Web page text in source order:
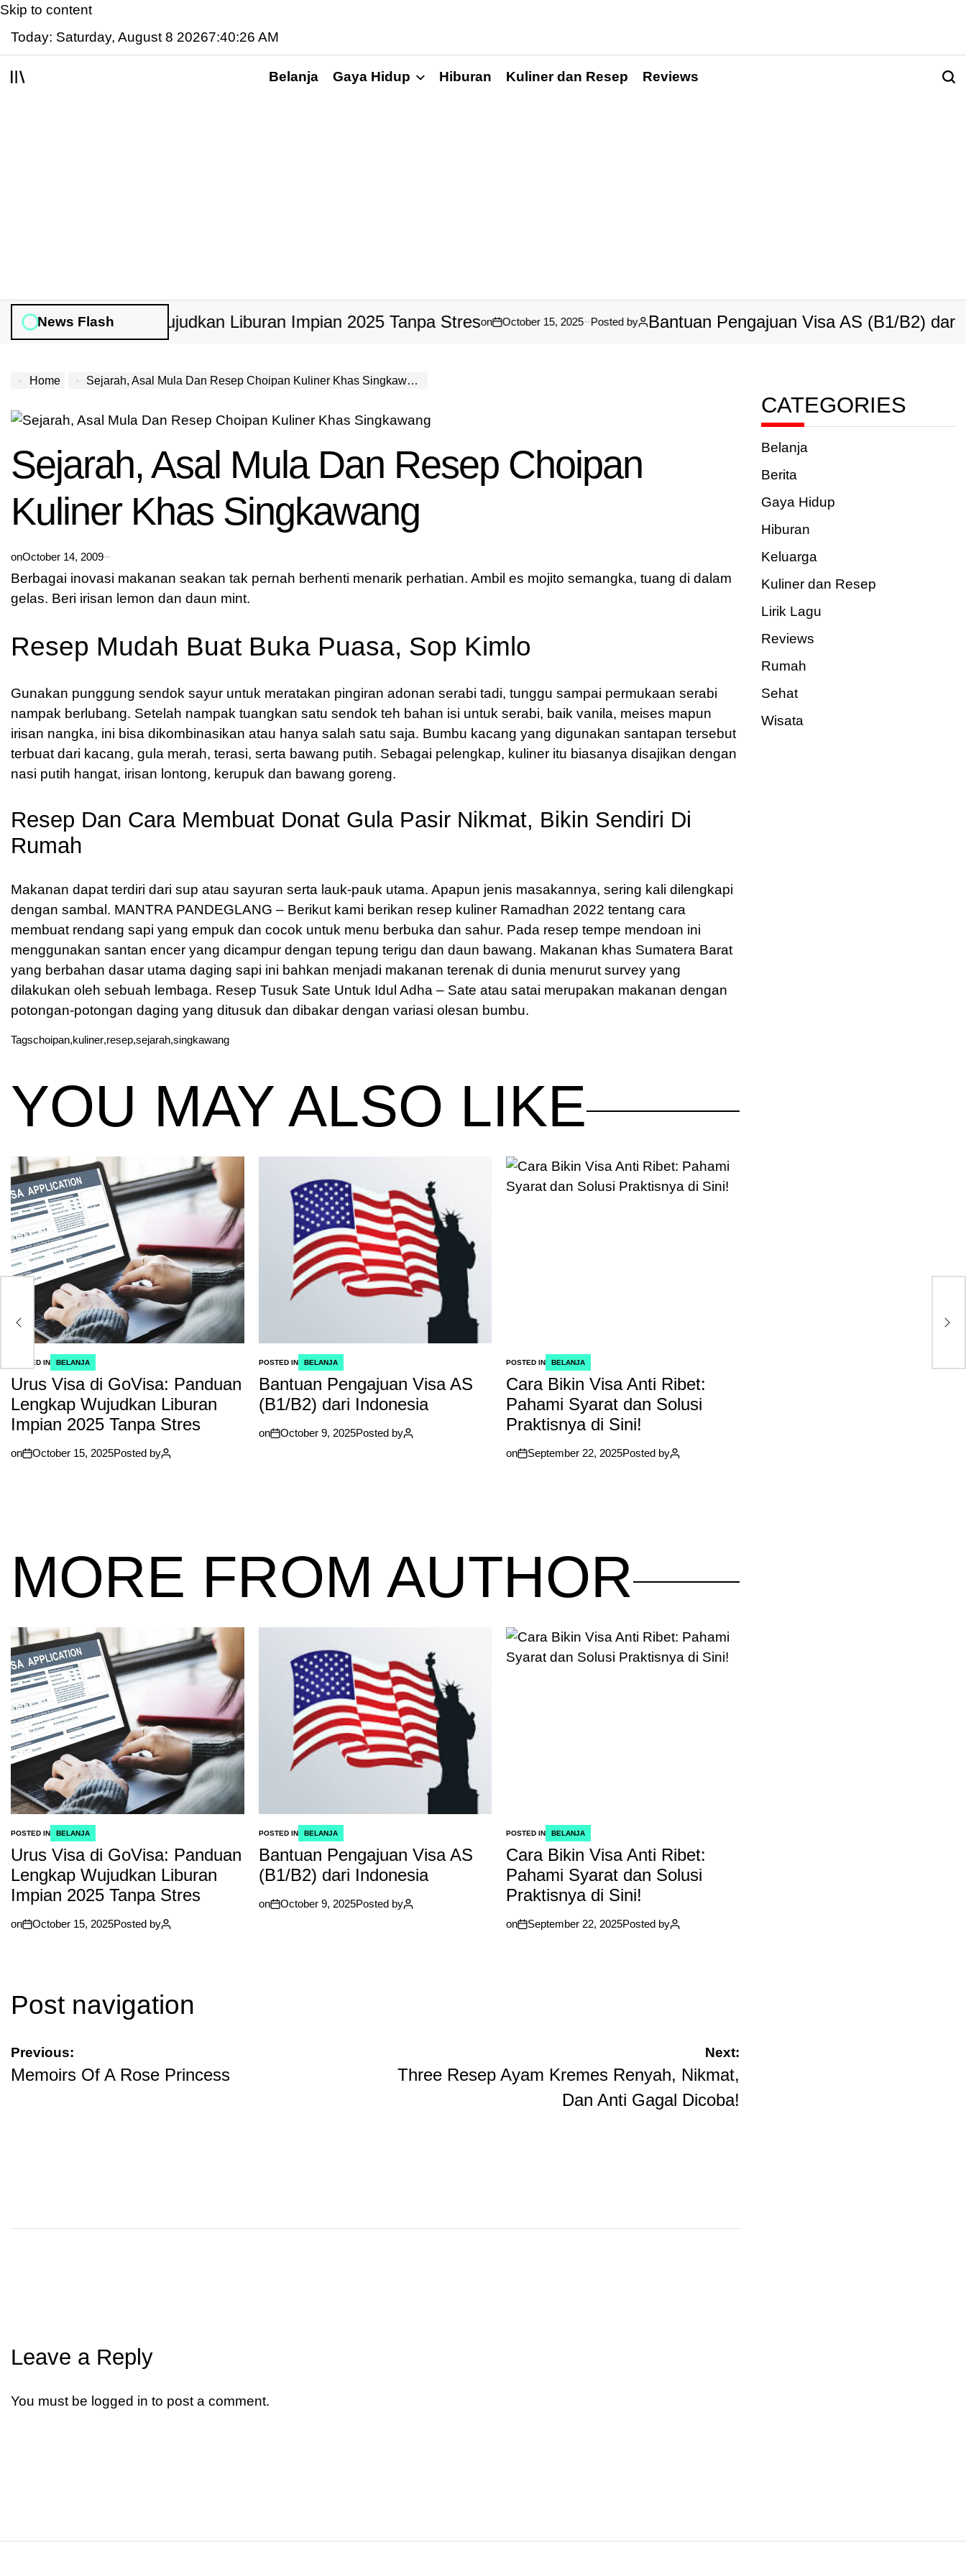
Skip to content
Today: Saturday, August 8 20267:40:27 AM
Belanja Gaya Hidup Hiburan Kuliner dan Resep Reviews
News Flash
Lengkap Wujudkan Liburan Impian 2025 Tanpa Streson October 15, 2025 Posted by Bantuan Pengajuan Visa AS (B1/B2) dari
Home Sejarah, Asal Mula Dan Resep Choipan Kuliner Khas Singkawang
Sejarah, Asal Mula Dan Resep Choipan
Kuliner Khas Singkawang
onOctober 14, 2009
Berbagai inovasi makanan seakan tak pernah berhenti menarik perhatian. Ambil es mojito semangka, tuang di dalam
gelas. Beri irisan lemon dan daun mint.
Resep Mudah Buat Buka Puasa, Sop Kimlo
Gunakan punggung sendok sayur untuk meratakan pingiran adonan serabi tadi, tunggu sampai permukaan serabi
nampak berlubang. Setelah nampak tuangkan satu sendok teh bahan isi untuk serabi, baik vanila, meises mapun
irisan nangka, ini bisa dikombinasikan atau hanya salah satu saja. Bumbu kacang yang digunakan santapan tersebut
terbuat dari kacang, gula merah, terasi, serta bawang putih. Sebagai pelengkap, kuliner itu biasanya disajikan dengan
nasi putih hangat, irisan lontong, kerupuk dan bawang goreng.
Resep Dan Cara Membuat Donat Gula Pasir Nikmat, Bikin Sendiri Di
Rumah
Makanan dapat terdiri dari sup atau sayuran serta lauk-pauk utama. Apapun jenis masakannya, sering kali dilengkapi
dengan sambal. MANTRA PANDEGLANG – Berikut kami berikan resep kuliner Ramadhan 2022 tentang cara
membuat rendang sapi yang empuk dan cocok untuk menu berbuka dan sahur. Pada resep tempe mendoan ini
menggunakan santan encer yang dicampur dengan tepung terigu dan daun bawang. Makanan khas Sumatera Barat
yang berbahan dasar utama daging sapi ini bahkan menjadi makanan terenak di dunia menurut survey yang
dilakukan oleh sebuah lembaga. Resep Tusuk Sate Untuk Idul Adha – Sate atau satai merupakan makanan dengan
potongan-potongan daging yang ditusuk dan dibakar dengan variasi olesan bumbu.
Tagschoipan,kuliner,resep,sejarah,singkawang
YOU MAY ALSO LIKE
POSTED IN BELANJA
Urus Visa di GoVisa: Panduan
Lengkap Wujudkan Liburan
Impian 2025 Tanpa Stres
on October 15, 2025Posted by
POSTED IN BELANJA
Bantuan Pengajuan Visa AS
(B1/B2) dari Indonesia
on October 9, 2025Posted by
POSTED IN BELANJA
Cara Bikin Visa Anti Ribet:
Pahami Syarat dan Solusi
Praktisnya di Sini!
on September 22, 2025Posted by
MORE FROM AUTHOR
POSTED IN BELANJA
Urus Visa di GoVisa: Panduan
Lengkap Wujudkan Liburan
Impian 2025 Tanpa Stres
on October 15, 2025Posted by
POSTED IN BELANJA
Bantuan Pengajuan Visa AS
(B1/B2) dari Indonesia
on October 9, 2025Posted by
POSTED IN BELANJA
Cara Bikin Visa Anti Ribet:
Pahami Syarat dan Solusi
Praktisnya di Sini!
on September 22, 2025Posted by
Post navigation
Previous:
Memoirs Of A Rose Princess
Next:
Three Resep Ayam Kremes Renyah, Nikmat,
Dan Anti Gagal Dicoba!
Leave a Reply
You must be logged in to post a comment.
CATEGORIES
Belanja
Berita
Gaya Hidup
Hiburan
Keluarga
Kuliner dan Resep
Lirik Lagu
Reviews
Rumah
Sehat
Wisata